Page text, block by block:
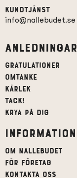
Kundtjänst
info@nallebudet.se
Anledningar
Gratulationer
Omtanke
Kärlek
Tack!
Krya på dig
Information
Om Nallebudet
För företag
Kontakta oss